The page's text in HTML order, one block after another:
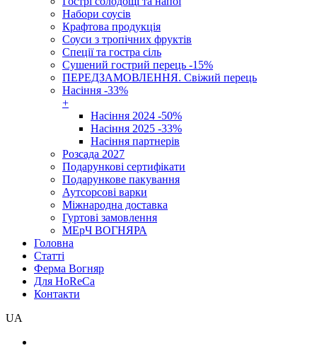
Набори соусів
Крафтова продукція
Соуси з тропічних фруктів
Спеції та гостра сіль
Сушений гострий перець -15%
ПЕРЕДЗАМОВЛЕННЯ. Свіжий перець
Насіння -33%
+
Насіння 2024 -50%
Насіння 2025 -33%
Насіння партнерів
Розсада 2027
Подарункові сертифікати
Подарункове пакування
Аутсорсові варки
Міжнародна доставка
Гуртові замовлення
МЕрЧ ВОГНЯРА
Головна
Cтатті
Ферма Вогняр
Для HoReCa
Контакти
UA